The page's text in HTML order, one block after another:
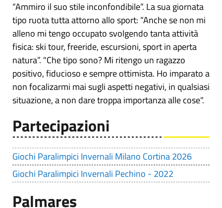
“Ammiro il suo stile inconfondibile”. La sua giornata
tipo ruota tutta attorno allo sport: “Anche se non mi
alleno mi tengo occupato svolgendo tanta attività
fisica: ski tour, freeride, escursioni, sport in aperta
natura”. "Che tipo sono? Mi ritengo un ragazzo
positivo, fiducioso e sempre ottimista. Ho imparato a
non focalizarmi mai sugli aspetti negativi, in qualsiasi
situazione, a non dare troppa importanza alle cose".
Partecipazioni
Giochi Paralimpici Invernali Milano Cortina 2026
Giochi Paralimpici Invernali Pechino - 2022
Palmares